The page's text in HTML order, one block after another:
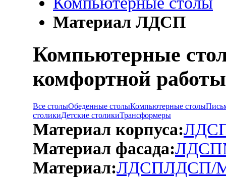
Материал ЛДСП
Компьютерные
комфортной
Все столыОбеденные столыКомпьютерные столы
столикиДетские столикиТрансформеры
Материал корпуса:
Материал фасада:ЛДСП
Материал:ЛДСПЛДСП/